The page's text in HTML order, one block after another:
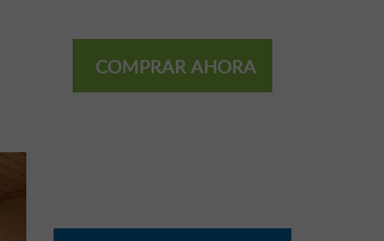
COMPRAR AHORA